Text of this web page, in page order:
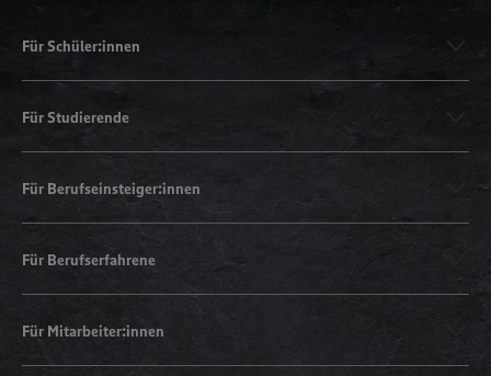
Für Schüler:innen
Für Studierende
Für Berufseinsteiger:innen
Für Berufserfahrene
Für Mitarbeiter:innen